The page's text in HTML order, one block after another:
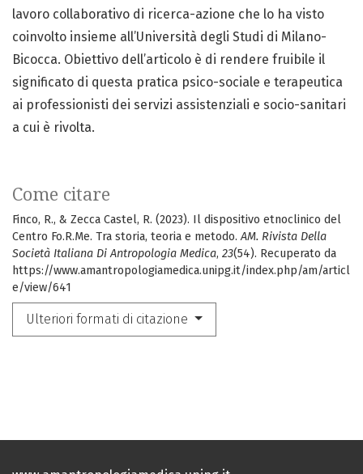
Come citare
Finco, R., & Zecca Castel, R. (2023). Il dispositivo etnoclinico del
Centro Fo.R.Me. Tra storia, teoria e metodo.AM. Rivista Della
Società Italiana Di Antropologia Medica, 23(54). Recuperato da
https://www.amantropologiamedica.unipg.it/index.php/am/articl
e/view/641
Ulteriori formati di citazione
lavoro collaborativo di ricerca-azione che lo ha visto
coinvolto insieme all’Università degli Studi di Milano-
Bicocca. Obiettivo dell’articolo è di rendere fruibile il
significato di questa pratica psico-sociale e terapeutica
ai professionisti dei servizi assistenziali e socio-sanitari
a cui è rivolta.